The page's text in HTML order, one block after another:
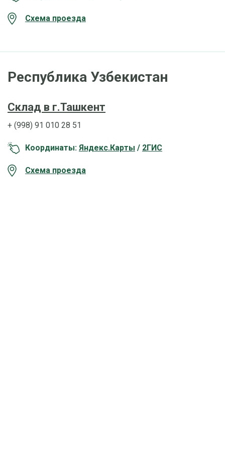
Схема проезда
Республика Узбекистан
Склад в г.Ташкент
+ (998) 91 010 28 51
Координаты: Яндекс.Карты / 2ГИС
Схема проезда